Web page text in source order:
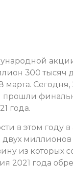
300 тысяч
марта.
прошли
года.
в этом году
двух миллионов
из которых
2021 года